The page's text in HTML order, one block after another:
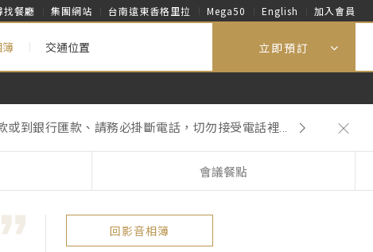
找餐廳 集團網站 台南遠東香格里拉 Mega50 English 加入會員
交通位置 立即預訂
再主動提供一次性客房用品。
到銀行匯款、請務必掛斷電話，切勿接受電話裡...
會議餐點
回影音相簿